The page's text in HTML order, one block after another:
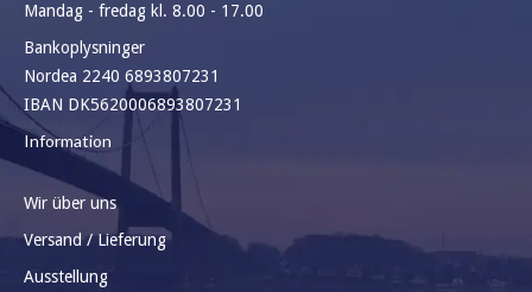
Mandag - fredag kl. 8.00 - 17.00
Bankoplysninger
Nordea 2240 6893807231
IBAN DK5620006893807231
Information
Wir über uns
Versand / Lieferung
Ausstellung